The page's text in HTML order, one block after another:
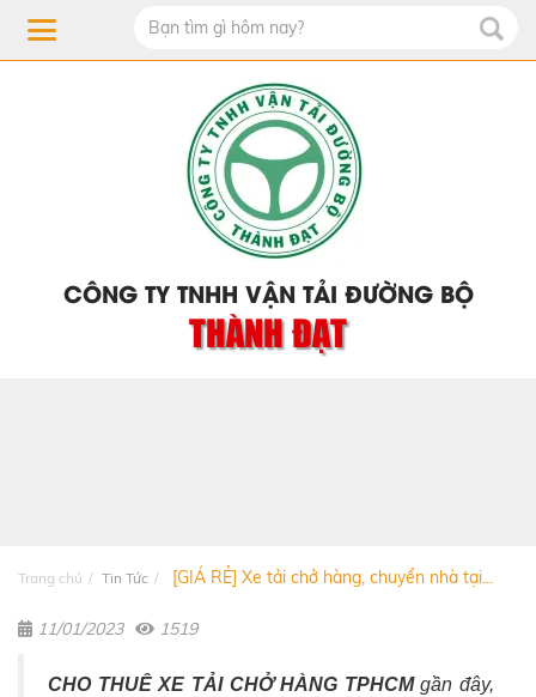
CÔNG TY TNHH VẬN TẢI ĐƯỜNG BỘ
THÀNH ĐẠT
Trang chủ Tin Tức [GIÁ RẺ] Xe tải chở hàng, chuyển nhà tại...
11/01/2023 1519
CHO THUÊ XE TẢI CHỞ HÀNG TPHCMgần đây,